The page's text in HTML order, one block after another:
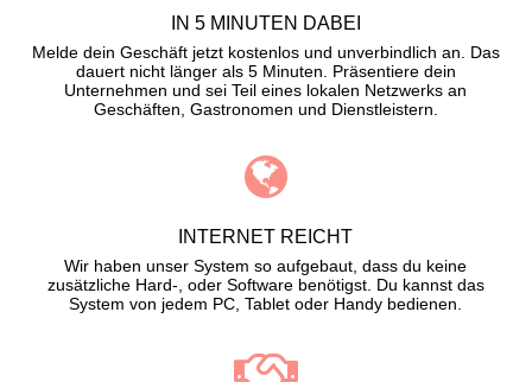
IN 5 MINUTEN DABEI
Melde dein Geschäft jetzt kostenlos und unverbindlich an. Das
dauert nicht länger als 5 Minuten. Präsentiere dein
Unternehmen und sei Teil eines lokalen Netzwerks an
Geschäften, Gastronomen und Dienstleistern.
INTERNET REICHT
Wir haben unser System so aufgebaut, dass du keine
zusätzliche Hard-, oder Software benötigst. Du kannst das
System von jedem PC, Tablet oder Handy bedienen.